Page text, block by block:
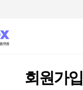
회원가입